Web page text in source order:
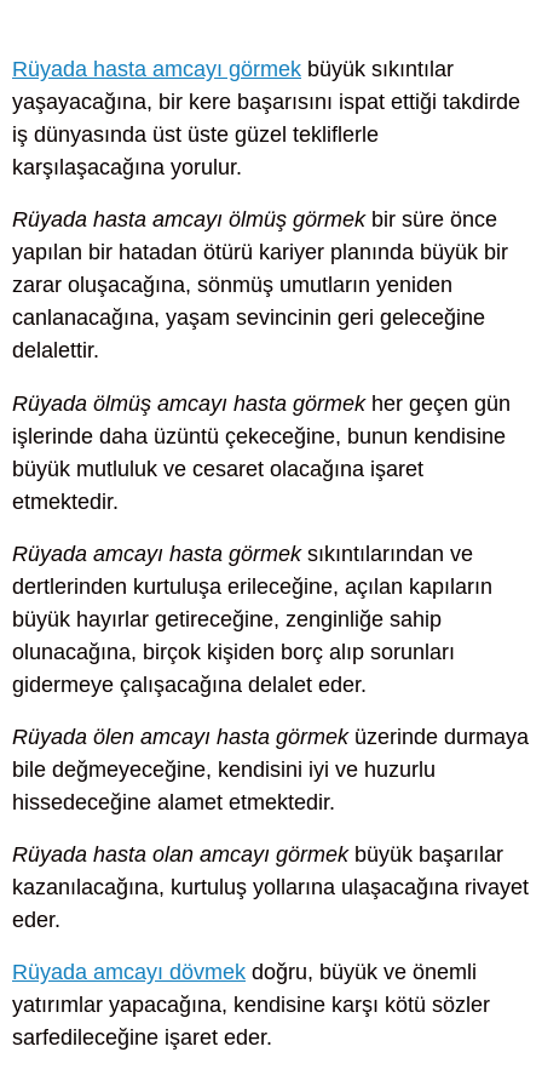
Rüyada hasta amcayı görmek büyük sıkıntılar
yaşayacağına, bir kere başarısını ispat ettiği takdirde
iş dünyasında üst üste güzel tekliflerle
karşılaşacağına yorulur.
Rüyada hasta amcayı ölmüş görmekbir süre önce
yapılan bir hatadan ötürü kariyer planında büyük bir
zarar oluşacağına, sönmüş umutların yeniden
canlanacağına, yaşam sevincinin geri geleceğine
delalettir.
Rüyada ölmüş amcayı hasta görmekher geçen gün
işlerinde daha üzüntü çekeceğine, bunun kendisine
büyük mutluluk ve cesaret olacağına işaret
etmektedir.
Rüyada amcayı hasta görmeksıkıntılarından ve
dertlerinden kurtuluşa erileceğine, açılan kapıların
büyük hayırlar getireceğine, zenginliğe sahip
olunacağına, birçok kişiden borç alıp sorunları
gidermeye çalışacağına delalet eder.
Rüyada ölen amcayı hasta görmeküzerinde durmaya
bile değmeyeceğine, kendisini iyi ve huzurlu
hissedeceğine alamet etmektedir.
Rüyada hasta olan amcayı görmekbüyük başarılar
kazanılacağına, kurtuluş yollarına ulaşacağına rivayet
eder.
Rüyada amcayı dövmek doğru, büyük ve önemli
yatırımlar yapacağına, kendisine karşı kötü sözler
sarfedileceğine işaret eder.